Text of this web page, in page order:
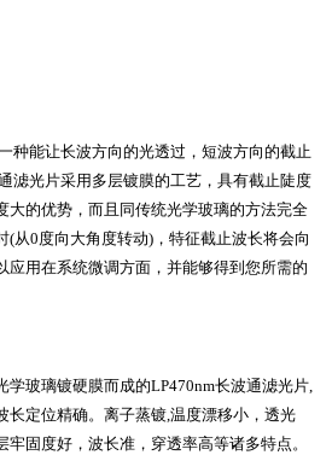
种能让长波方向的光透过，短波方向的截止
滤光片采用多层镀膜的工艺，具有截止陡度
大的优势，而且同传统光学玻璃的方法完全
(从0度向大角度转动)，特征截止波长将会向
应用在系统微调方面，并能够得到您所需的
学玻璃镀硬膜而成的LP470nm长波通滤光片,
长定位精确。离子蒸镀,温度漂移小，透光
固度好，波长准，穿透率高等诸多特点。